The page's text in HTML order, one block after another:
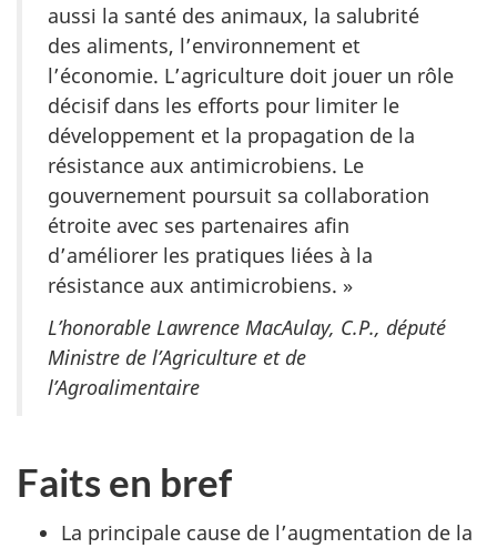
aussi la santé des animaux, la salubrité
des aliments, l’environnement et
l’économie. L’agriculture doit jouer un rôle
décisif dans les efforts pour limiter le
développement et la propagation de la
résistance aux antimicrobiens. Le
gouvernement poursuit sa collaboration
étroite avec ses partenaires afin
d’améliorer les pratiques liées à la
résistance aux antimicrobiens. »
L’honorable Lawrence MacAulay, C.P., député
Ministre de l’Agriculture et de
l’Agroalimentaire
Faits en bref
La principale cause de l’augmentation de la